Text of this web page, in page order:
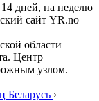
дней, на неделю
сайт YR.no
области
Центр
узлом.
Беларусь ›